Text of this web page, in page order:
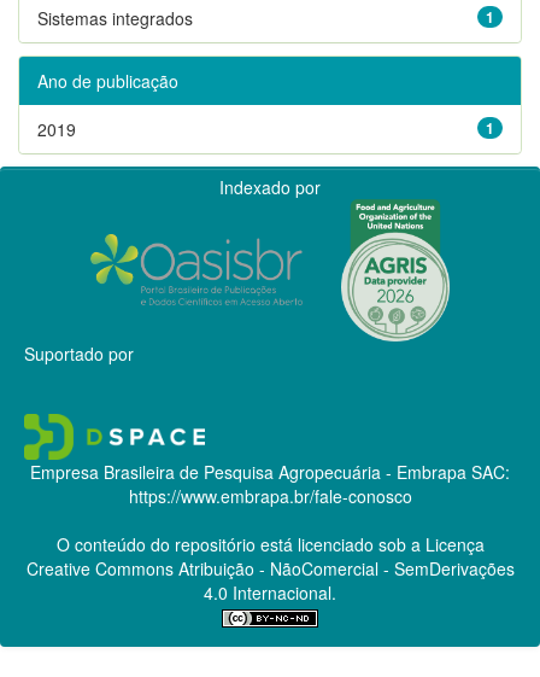
1
Sistemas integrados
Ano de publicação
1
2019
Indexado por
Suportado por
Empresa Brasileira de Pesquisa Agropecuária - Embrapa SAC:
https://www.embrapa.br/fale-conosco
O conteúdo do repositório está licenciado sob a Licença
Creative CommonsAtribuição - NãoComercial - SemDerivações
4.0 Internacional.